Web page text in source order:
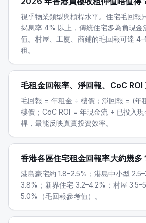
視乎物業類型與槓桿水平。住宅毛回報
揭息率 4% 以上，傳統住宅多為負現金
值。村屋、工廈、商鋪的毛回報可達
租。
毛租金回報率、淨回報、CoC ROI
毛回報 = 年租金 ÷ 樓價；淨回報 = (年
樓價；CoC ROI = 年現金流 ÷ 已投入
桿，最能反映真實投資效率。
香港各區住宅租金回報率大約幾多
港島豪宅約 1.8–2.5%；港島中小型
3.8%；新界住宅 3.2–4.2%；村屋
5.0%（毛回報參考值）。